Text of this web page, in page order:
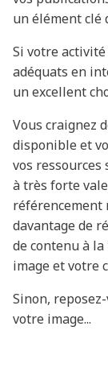
un élément clé
Si votre
adéquats en
un excellent
Vous craignez
disponible et
vos
à très forte
davantage de
de contenu à
image et votre
Sinon,
votre image...